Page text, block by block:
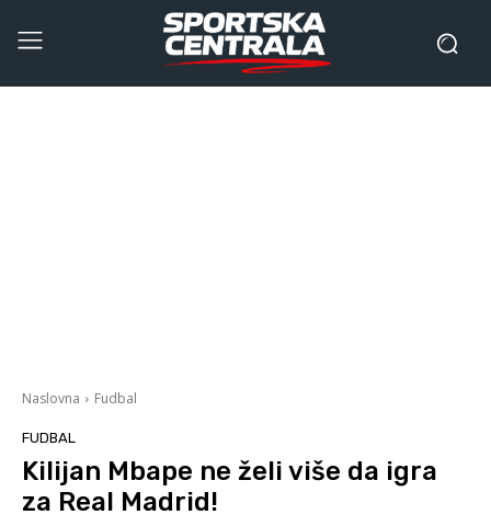
Naslovna Fudbal
FUDBAL
Kilijan Mbape ne želi više da igra
za Real Madrid!